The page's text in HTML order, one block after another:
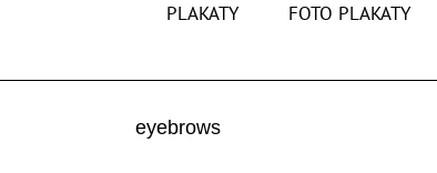
PLAKATY FOTO PLAKATY
eyebrows